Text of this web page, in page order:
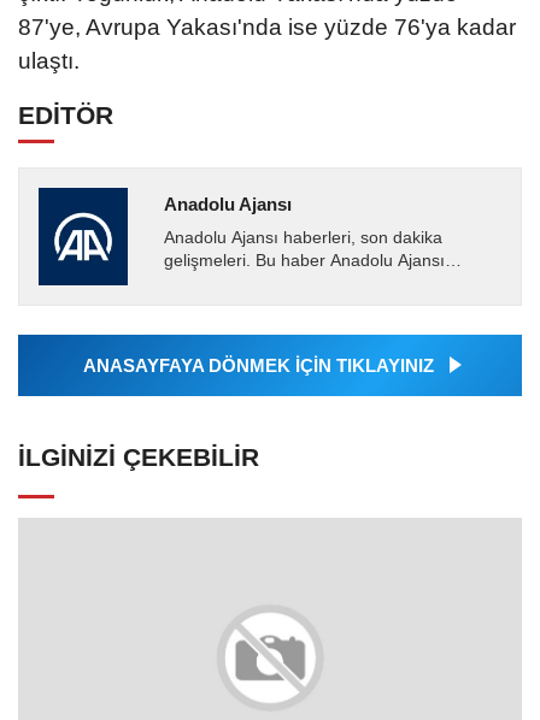
87'ye, Avrupa Yakası'nda ise yüzde 76'ya kadar
ulaştı.
EDİTÖR
Anadolu Ajansı
Anadolu Ajansı haberleri, son dakika
gelişmeleri. Bu haber Anadolu Ajansı
tarafından geçilen tüm...
ANASAYFAYA DÖNMEK İÇİN TIKLAYINIZ
İLGINIZI ÇEKEBILIR